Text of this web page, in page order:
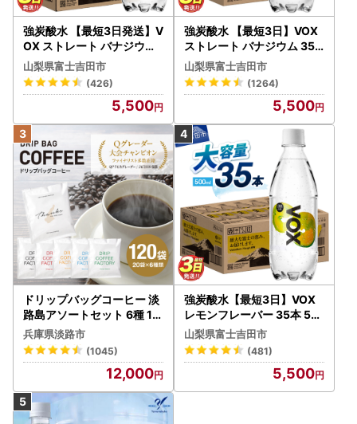
強炭酸水 【最短3日発送】V
OX ストレート バナジウム
強炭酸水 35本 500ml ラベ
ルレス【富士吉田市限定カ
ートン】 炭酸
山梨県富士吉田市
(426)
5,500
強炭酸水 【最短3日】VOX
ストレート バナジウム 35
本 500ml 【富士吉田市限
定カートン】炭酸
山梨県富士吉田市
(1264)
5,500
ドリップバッグコーヒー 淡
路島アソートセット 6種 12
0袋 飲み比べ コーヒー
兵庫県淡路市
(1045)
12,000
強炭酸水【最短3日】VOX
レモンフレーバー 35本 50
0ml 【富士吉田市限定カー
トン】炭酸
山梨県富士吉田市
(481)
5,500